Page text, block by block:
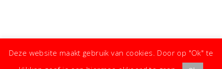
Deze website maakt gebruik van cookies. Door op "Ok" te